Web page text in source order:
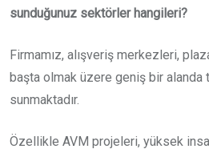
sunduğunuz sektörler hangileri?
Firmamız, alışveriş merkezleri,
başta olmak üzere geniş bir
sunmaktadır.
Özellikle AVM projeleri, yüksek